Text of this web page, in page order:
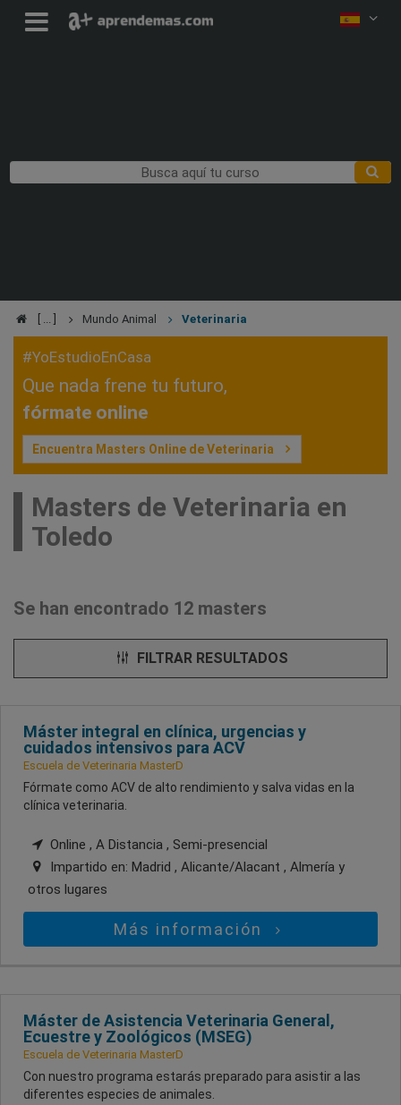
Mundo Animal Veterinaria
#YoEstudioEnCasa
Que nada frene tu futuro,
fórmate online
Encuentra Masters Online de Veterinaria
Masters de Veterinaria en
Toledo
Se han encontrado 12 masters
FILTRAR RESULTADOS
Máster integral en clínica, urgencias y
cuidados intensivos para ACV
Escuela de Veterinaria MasterD
Fórmate como ACV de alto rendimiento y salva vidas en la
clínica veterinaria.
Online , A Distancia , Semi-presencial
Impartido en: Madrid , Alicante/Alacant , Almería y
otros lugares
Más información
Máster de Asistencia Veterinaria General,
Ecuestre y Zoológicos (MSEG)
Escuela de Veterinaria MasterD
Con nuestro programa estarás preparado para asistir a las
diferentes especies de animales.